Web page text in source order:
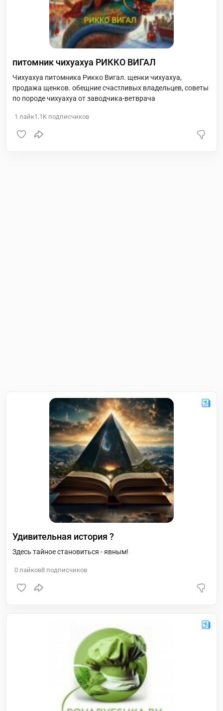
питомник чихуахуа РИККО ВИГАЛ
Чихуахуа питомника Рикко Вигал. щенки чихуахуа,
продажа щенков. обещние счастливых владельцев, советы
по породе чихуахуа от заводчика-ветврача
1 лайк1.1K подписчиков
Удивительная история ?
Здесь тайное становиться - явным!
0 лайков8 подписчиков